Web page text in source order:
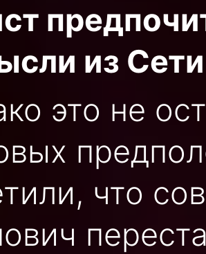
из
это не
что